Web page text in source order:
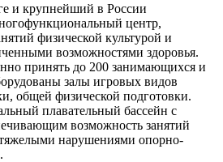
и крупнейший в России
центр,
физической культурой и
возможностями здоровья.
принять до 200 занимающихся и
залы игровых видов
общей физической подготовки.
плавательный бассейн с
возможность занятий
нарушениями опорно-